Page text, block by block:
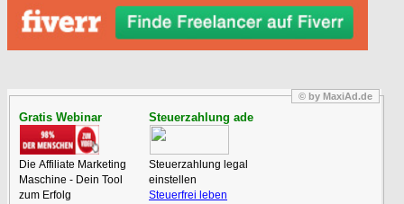
© by MaxiAd.de
Gratis Webinar
Die Affiliate Marketing
Maschine - Dein Tool
zum Erfolg
Steuerzahlung ade
Steuerzahlung legal
einstellen
Steuerfrei leben